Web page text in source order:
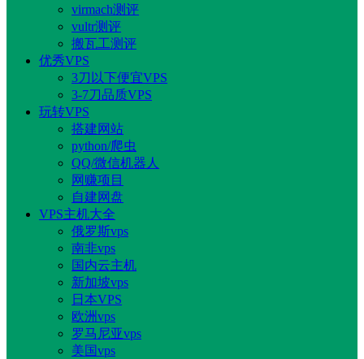
virmach测评
vultr测评
搬瓦工测评
优秀VPS
3刀以下便宜VPS
3-7刀品质VPS
玩转VPS
搭建网站
python/爬虫
QQ/微信机器人
网赚项目
自建网盘
VPS主机大全
俄罗斯vps
南非vps
国内云主机
新加坡vps
日本VPS
欧洲vps
罗马尼亚vps
美国vps